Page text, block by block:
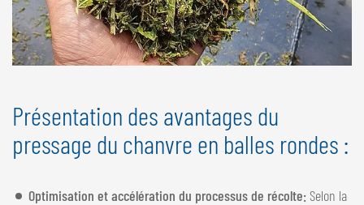
Présentation des avantages du
pressage du chanvre en balles rondes :
Optimisation et accélération du processus de récolte: Selon la